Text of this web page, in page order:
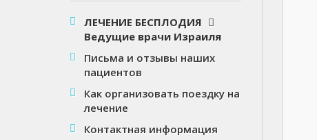
ЛЕЧЕНИЕ БЕСПЛОДИЯ
Ведущие врачи Израиля
Письма и отзывы наших
пациентов
Как организовать поездку на
лечение
Контактная информация